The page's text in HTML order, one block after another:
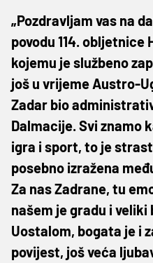
„Pozdravljam vas na
povodu 114. obljetnice
kojemu je službeno
još u vrijeme Austro-
Zadar bio
Dalmacije. Svi znamo
igra i sport, to je
posebno izražena
Za nas Zadrane, tu
našem je gradu i
Uostalom, bogata je i
povijest, još veća